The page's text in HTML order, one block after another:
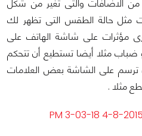
من الاضافات والتى تغير من شكل
مثل حالة الطقس التى تظهر لك
مؤثرات على شاشة الهاتف على
مثلا أيضا تستطيع أن تتحكم
على الشاشة بعض العلامات
مثلا .